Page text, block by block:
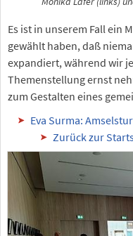
Es ist in unserem Fall ein
gewählt haben, daß
expandiert, während wir
Themenstellung ernst
zum Gestalten eines
Eva Surma:
Zurück zur